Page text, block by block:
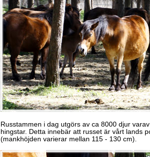
Russtammen i dag utgörs av ca 8000 djur
hingstar. Detta innebär att russet är vårt lands
(mankhöjden varierar mellan 115 - 130 cm).